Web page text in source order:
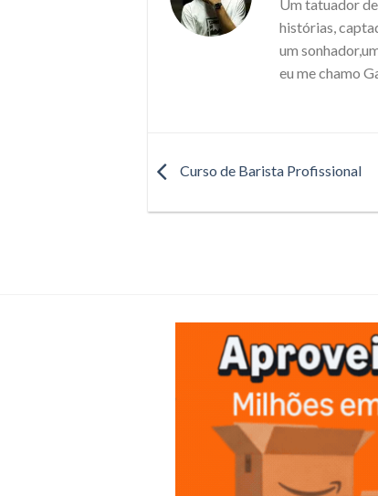
Um tatuador
histórias,
um
eu me chamo
Curso de Barista Profissional